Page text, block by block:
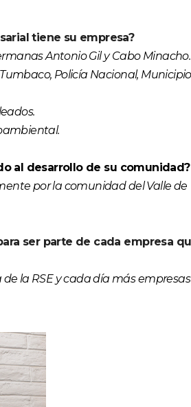
tiene su empresa?
Antonio Gil y Cabo Minacho.
Policía Nacional,
al desarrollo de su comunidad?
por la comunidad del Valle de
ser parte de cada empresa
la RSE y cada día más empresas